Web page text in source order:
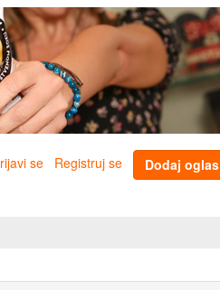
se Registruj se Dodaj oglas